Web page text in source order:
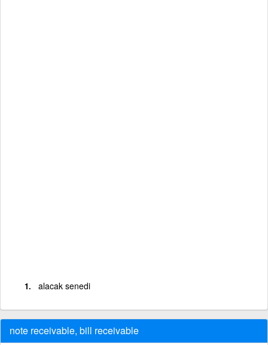
alacak senedi
note receivable, bill receivable